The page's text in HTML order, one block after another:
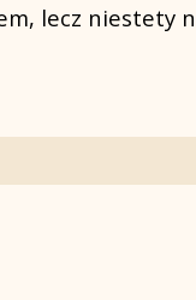
lecz niestety